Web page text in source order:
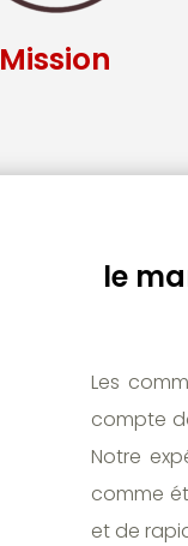
Mission
le
Les
compte
Notre
comme
et de